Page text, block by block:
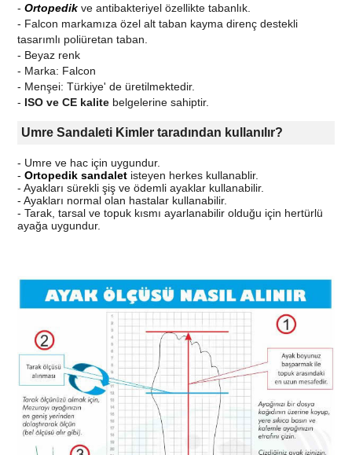
- Ortopedikve antibakteriyel özellikte tabanlık.
- Falcon markamıza özel alt taban kayma direnç destekli
tasarımlı poliüretan taban.
- Beyaz renk
- Marka: Falcon
- Menşei: Türkiye' de üretilmektedir.
- ISO ve CE kalitebelgelerine sahiptir.
Umre Sandaleti Kimler taradından kullanılır?
- Umre ve hac için uygundur.
- Ortopedik sandaletisteyen herkes kullanablir.
- Ayakları sürekli şiş ve ödemli ayaklar kullanabilir.
- Ayakları normal olan hastalar kullanabilir.
- Tarak, tarsal ve topuk kısmı ayarlanabilir olduğu için hertürlü
ayağa uygundur.